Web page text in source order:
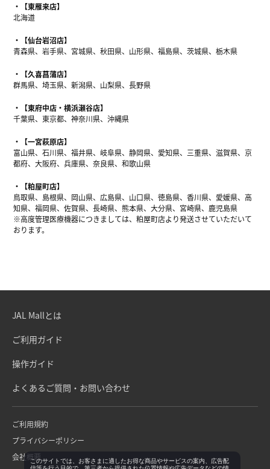
【東雁来店】
北海道
【仙台岩沼店】
青森県、岩手県、宮城県、秋田県、山形県、福島県、茨城県、栃木県
【久喜菖蒲店】
群馬県、埼玉県、新潟県、山梨県、長野県
【東府中店・横浜瀬谷店】
千葉県、東京都、神奈川県、沖縄県
【一宮萩原店】
富山県、石川県、福井県、岐阜県、静岡県、愛知県、三重県、滋賀県、京
都府、大阪府、兵庫県、奈良県、和歌山県
【粕屋町店】
鳥取県、島根県、岡山県、広島県、山口県、徳島県、香川県、愛媛県、高
知県、福岡県、佐賀県、長崎県、熊本県、大分県、宮崎県、鹿児島県
※高度管理医療機器につきましては、粕屋町店より発送させていただいて
おります。
JAL Mallとは
ご利用ガイド
操作ガイド
よくあるご質問・お問い合わせ
ご利用規約
プライバシーポリシー
会社概要このサイトでは、お客さまに適したお得な商品やサービスの案内、広告配